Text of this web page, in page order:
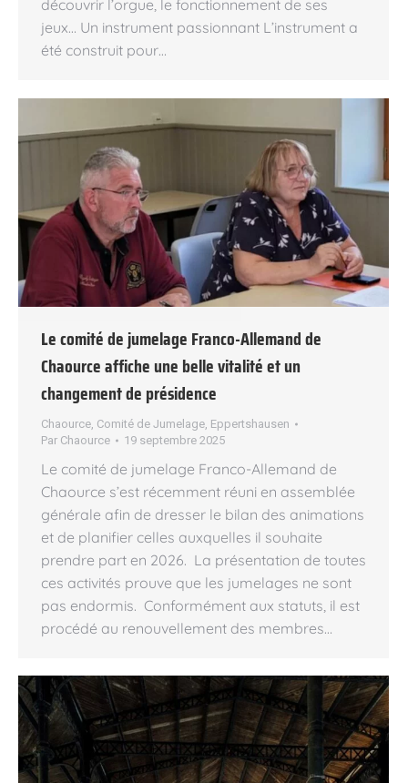
découvrir l’orgue, le fonctionnement de ses
jeux… Un instrument passionnant L’instrument a
été construit pour…
Le comité de jumelage Franco-Allemand de
Chaource affiche une belle vitalité et un
changement de présidence
Chaource Comité de Jumelage Eppertshausen
Par Chaource 19 septembre 2025
Le comité de jumelage Franco-Allemand de
Chaource s’est récemment réuni en assemblée
générale afin de dresser le bilan des animations
et de planifier celles auxquelles il souhaite
prendre part en 2026. La présentation de toutes
ces activités prouve que les jumelages ne sont
pas endormis. Conformément aux statuts, il est
procédé au renouvellement des membres…